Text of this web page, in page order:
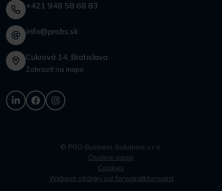
+421 948 58 68 83
info@probs.sk
Cukrová 14, Bratislava
Zobraziť na mape
© PRO Business Solutions s.r.o.
Osobné údaje
Cookies
Webové stránky od forward&forward